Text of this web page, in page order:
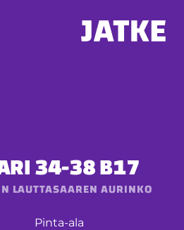
34-38 B17
LAUTTASAAREN AURINKO
Pinta-ala